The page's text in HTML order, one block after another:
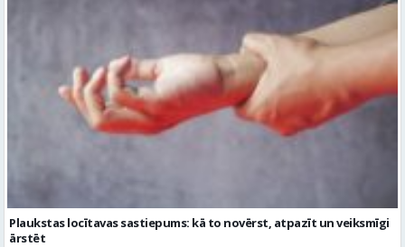
Plaukstas locītavas sastiepums: kā to novērst, atpazīt un veiksmīgi
ārstēt